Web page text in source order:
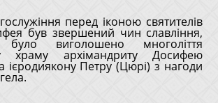
перед іконою святителів
був звершений чин славління,
виголошено многоліття
храму архімандриту Досифею
ієродиякону Петру (Цюрі) з нагоди